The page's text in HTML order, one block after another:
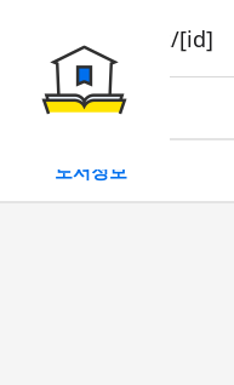
book/rent/[id]
대여
도서정보